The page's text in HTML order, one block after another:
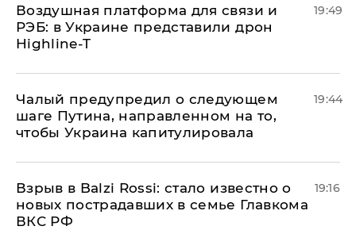
Воздушная платформа для связи и
РЭБ: в Украине представили дрон
Highline-T
19:49
Чалый предупредил о следующем
шаге Путина, направленном на то,
чтобы Украина капитулировала
19:44
Взрыв в Balzi Rossi: стало известно о
новых пострадавших в семье Главкома
ВКС РФ
19:16